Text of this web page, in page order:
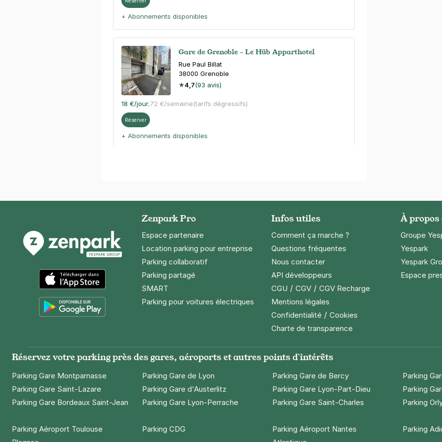
+ Abonnements disponibles
Gare de Grenoble - Le Hüb Apparthotel
Rue Paul Billat
38000 Grenoble
4,7(93 avis)
18 €/jour,72 €/semaine(tarifs dégressifs)
Réserver
+ Abonnements disponibles
/jour,72 €/semaine(tarifs dégressifs)
Réserver
Grenoble - Gare de Grenoble - Estoc
38000Grenoble
+ Abonnements disponibles
Grenoble - Gare de Grenoble - Saint-Bruno
40 rue Nicolas Chorier
App Store
Zenpark Pro
Espace partenaire
Location parking pour entreprise
Parking collaboratif
Parking partagé
SMART
Parking pour voitures électriques
Infos utiles
Comment ça marche ?
Questions fréquentes
Nous contacter
API développeurs
CGU / CGV/ CGV Recharge
Mentions légales
Confidentialité/ Cookies
Charte de transparence
À propos
Groupe
Yespark
Yespark
Espace
Réservez votre parking près des gares, aéroports et autres points d'intérêts
Parking Gare Montparnasse Parking Gare de Lyon Parking Gare de Bercy Parking
Parking Gare Saint-Lazare
Parking Gare d'Austerlitz Parking Gare Lyon-Part-Dieu Parking
Parking Gare Bordeaux Saint-Jean
Parking Gare Lyon-Perrache Parking Gare Saint-Charles Parking
Parking Aéroport Toulouse
Parking CDG
Parking Aéroport Nantes
Parking